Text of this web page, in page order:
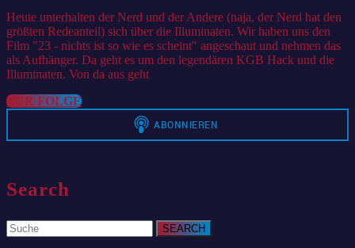
2021
Heute unterhalten der Nerd und der Andere (naja, der Nerd hat den
größten Redeanteil) sich über die Illuminaten. Wir haben uns den
Film "23 - nichts ist so wie es scheint" angeschaut und nehmen das
als Aufhänger. Da geht es um den legendären KGB Hack und die
Illuminaten. Von da aus geht
ZUR FOLGEZUR
FOLGE
Search
Search
for: